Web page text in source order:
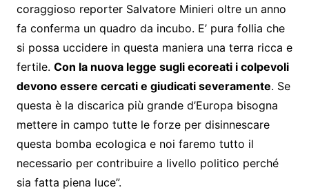
coraggioso reporter Salvatore Minieri oltre un anno
fa conferma un quadro da incubo. E’ pura follia che
si possa uccidere in questa maniera una terra ricca e
fertile. Con la nuova legge sugli ecoreati i colpevoli
devono essere cercati e giudicati severamente. Se
questa è la discarica più grande d’Europa bisogna
mettere in campo tutte le forze per disinnescare
questa bomba ecologica e noi faremo tutto il
necessario per contribuire a livello politico perché
sia fatta piena luce”.